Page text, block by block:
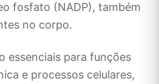
fosfato (NADP), também
no corpo.
essenciais para funções
e processos celulares,